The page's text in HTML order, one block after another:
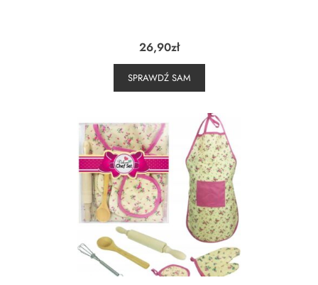
26,90zł
SPRAWDŹ SAM